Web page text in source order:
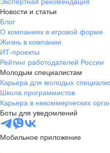
Тула
Ульяновск
Уфа
Чебоксары
Челябинск
Ярославль
Новости и статьи
Блог
О компаниях в игровой форме
Жизнь в компании
ИТ-проекты
Рейтинг работодателей России
Молодым специалистам
Карьера для молодых
Школа программистов
Карьера в некоммерческих
Боты для уведомлений
Мобильное приложение